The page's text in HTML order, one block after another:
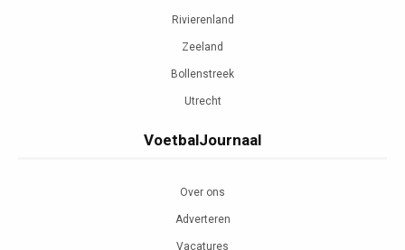
Rivierenland
Zeeland
Bollenstreek
Utrecht
VoetbalJournaal
Over ons
Adverteren
Vacatures